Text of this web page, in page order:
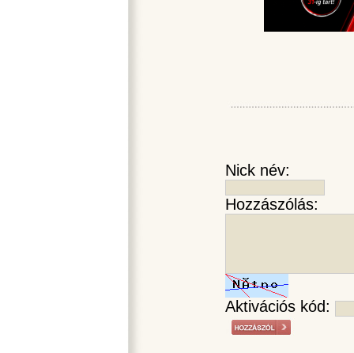
Nick név:
Hozzászólás:
Aktivációs kód: